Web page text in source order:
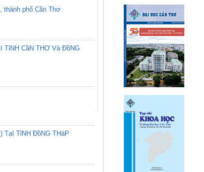
thành phố Cần Thơ
TỉNH CầN THƠ Và ĐồNG
TạI TỉNH ĐồNG THáP